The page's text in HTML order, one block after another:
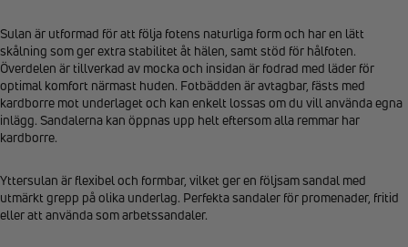
Sulan är utformad för att följa fotens naturliga form och har en lätt
skålning som ger extra stabilitet åt hälen, samt stöd för hålfoten.
Överdelen är tillverkad av mocka och insidan är fodrad med läder för
optimal komfort närmast huden. Fotbädden är avtagbar, fästs med
kardborre mot underlaget och kan enkelt lossas om du vill använda egna
inlägg. Sandalerna kan öppnas upp helt eftersom alla remmar har
kardborre.
Yttersulan är flexibel och formbar, vilket ger en följsam sandal med
utmärkt grepp på olika underlag. Perfekta sandaler för promenader, fritid
eller att använda som arbetssandaler.